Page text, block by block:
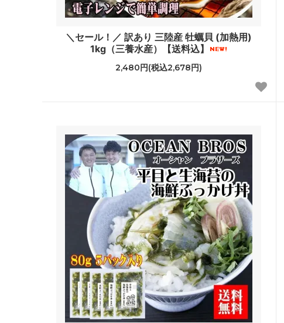
＼セール！／ 訳あり 三陸産 牡蠣貝 (加熱用)
1kg（三養水産）【送料込】
2,480円(税込2,678円)